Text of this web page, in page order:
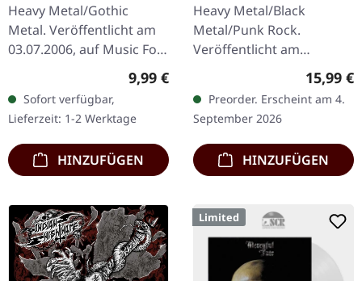
Heavy Metal/Gothic
Metal. Veröffentlicht am
03.07.2006, auf Music For
Nations. CD im Jewelcase
mit 20-seitigem Booklet.
Paradise Lost lieferten
mit…
Regulärer Preis:
9,99 €
Sofort verfügbar,
Lieferzeit: 1-2 Werktage
HINZUFÜGEN
Heavy Metal/Black
Metal/Punk Rock.
Veröffentlicht am
04.09.2026, auf Relapse
Records. CD im Jewelcase.
Die blackened Punk-
Fanatiker aus
Philadelphia…
15,99 €
Preorder. Erscheint am 4.
September 2026
HINZUFÜGEN
Limited